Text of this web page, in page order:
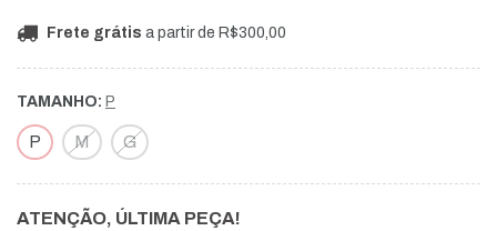
Frete grátis a partir de R$300,00
TAMANHO: P
P M G
ATENÇÃO, ÚLTIMA PEÇA!